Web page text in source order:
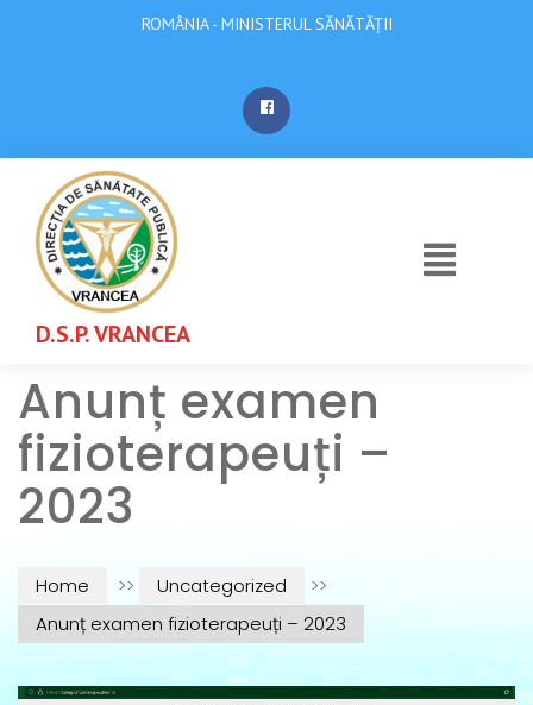
ROMÂNIA - MINISTERUL SĂNĂTĂȚII
D.S.P. VRANCEA
Anunț examen
fizioterapeuți –
2023
Home >> Uncategorized
>>
Anunț examen fizioterapeuți – 2023